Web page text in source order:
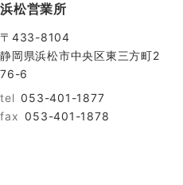
浜松営業所
〒433-8104
静岡県浜松市中央区東三方町2
76-6
tel 053-401-1877
fax 053-401-1878